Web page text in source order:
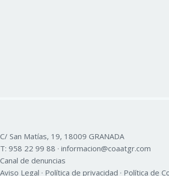
C/ San Matías, 19, 18009 GRANADA
T: 958 22 99 88 · informacion@coaatgr.com
Canal de denuncias
Aviso Legal · Política de privacidad · Política de